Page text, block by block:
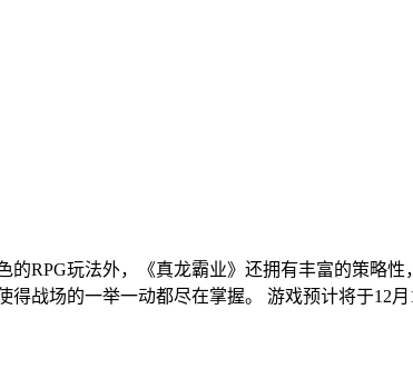
的RPG玩法外，《真龙霸业》还拥有丰富的策略
战场的一举一动都尽在掌握。 游戏预计将于12月